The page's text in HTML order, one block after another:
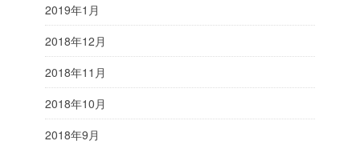
2019年1月
2018年12月
2018年11月
2018年10月
2018年9月